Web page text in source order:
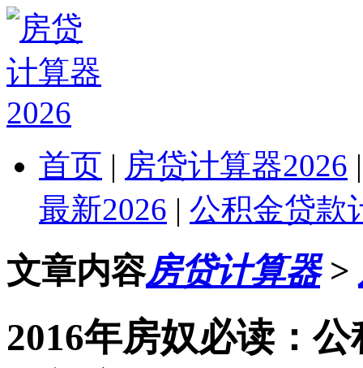
首页 | 房贷计算器2026
最新2026 | 公积金贷款
文章内容房贷计算器>
2016年房奴必读：